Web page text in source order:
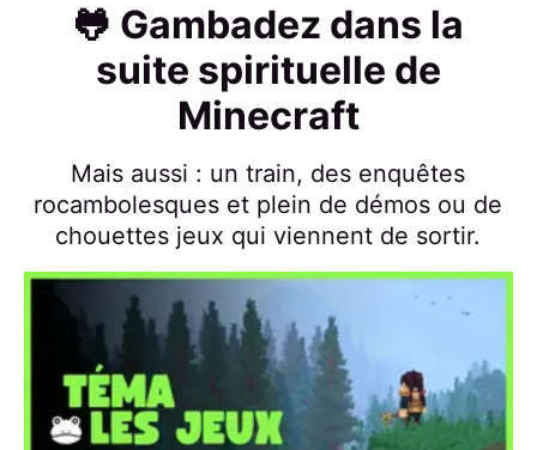
🐸 Gambadez dans la
suite spirituelle de
Minecraft
Mais aussi : un train, des enquêtes
rocambolesques et plein de démos ou de
chouettes jeux qui viennent de sortir.